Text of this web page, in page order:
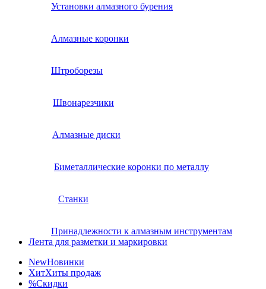
Установки алмазного бурения
Алмазные коронки
Штроборезы
Швонарезчики
Алмазные диски
Биметаллические коронки по металлу
Станки
Принадлежности к алмазным инструментам
Лента для разметки и маркировки
NewНовинки
ХитХиты продаж
%Скидки